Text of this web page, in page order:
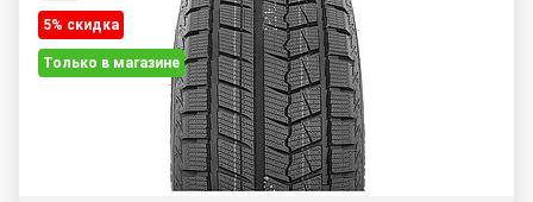
5% cкидка
Только в магазине